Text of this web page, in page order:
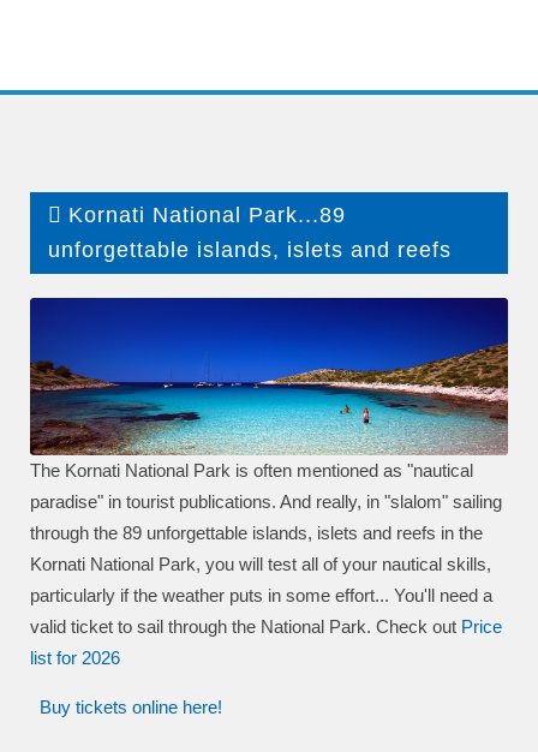
Kornati National Park...89
unforgettable islands, islets and reefs
The Kornati National Park is often mentioned as "nautical
paradise" in tourist publications. And really, in "slalom" sailing
through the 89 unforgettable islands, islets and reefs in the
Kornati National Park, you will test all of your nautical skills,
particularly if the weather puts in some effort... You'll need a
valid ticket to sail through the National Park. Check out Price
list for 2026
Buy tickets online here!